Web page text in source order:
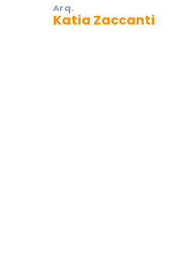
Arq.
Katia Zaccanti